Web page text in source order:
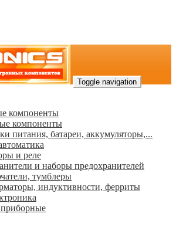
Toggle navigation
компоненты
компоненты
питания, батареи, аккумуляторы,...
и реле
и наборы предохранителей
тумблеры
индуктивности, ферриты